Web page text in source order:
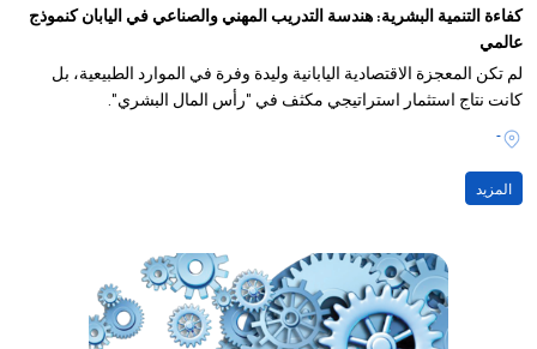
كفاءة التنمية البشرية: هندسة التدريب المهني والصناعي في اليابان كنموذج
عالمي
لم تكن المعجزة الاقتصادية اليابانية وليدة وفرة في الموارد الطبيعية، بل
كانت نتاج استثمار استراتيجي مكثف في "رأس المال البشري".
-
المزيد